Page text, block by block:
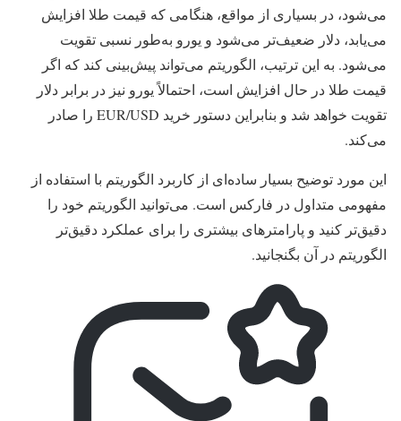
می‌شود، در بسیاری از مواقع، هنگامی که قیمت طلا افزایش
می‌یابد، دلار ضعیف‌تر می‌شود و یورو به‌طور نسبی تقویت
می‌شود. به این ترتیب، الگوریتم می‌تواند پیش‌بینی کند که اگر
قیمت طلا در حال افزایش است، احتمالاً یورو نیز در برابر دلار
تقویت خواهد شد و بنابراین دستور خرید EUR/USD را صادر
می‌کند.
این مورد توضیح بسیار ساده‌ای از کاربرد الگوریتم با استفاده از
مفهومی متداول در فارکس است. می‌توانید الگوریتم خود را
دقیق‌تر کنید و پارامترهای بیشتری را برای عملکرد دقیق‌تر
الگوریتم در آن بگنجانید.